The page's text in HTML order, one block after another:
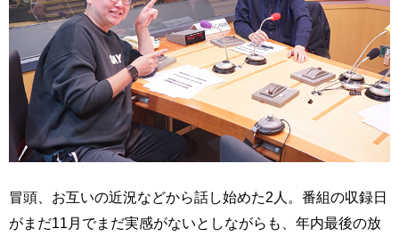
冒頭、お互いの近況などから話し始めた2人。番組の収録日
がまだ11月でまだ実感がないとしながらも、年内最後の放